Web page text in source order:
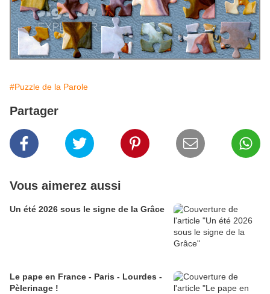
#Puzzle de la Parole
Partager
Vous aimerez aussi
Un été 2026 sous le signe de la Grâce
Le pape en France - Paris - Lourdes -
Pèlerinage !